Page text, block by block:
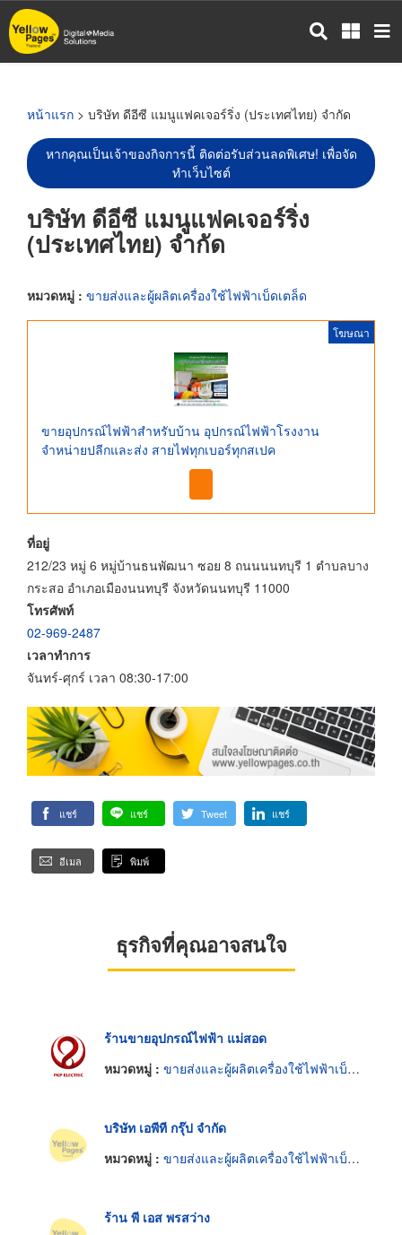
ข้าม
ไป
หน้าแรก > บริษัท ดีอีซี แมนูแฟคเจอร์ริ่ง (ประเทศไทย) จำกัด
หากคุณเป็นเจ้าของกิจการนี้ ติดต่อรับส่วนลดพิเศษ! เพื่อจัด
ทำเว็บไซต์
บริษัท ดีอีซี แมนูแฟคเจอร์ริ่ง
(ประเทศไทย) จำกัด
หมวดหมู่ : ขายส่งและผู้ผลิตเครื่องใช้ไฟฟ้าเบ็ดเตล็ด
โฆษณา
ขายอุปกรณ์ไฟฟ้าสำหรับบ้าน อุปกรณ์ไฟฟ้าโรงงาน
จำหน่ายปลีกและส่ง สายไฟทุกเบอร์ทุกสเปค
ที่อยู่
212/23 หมู่ 6 หมู่บ้านธนพัฒนา ซอย 8 ถนนนนทบุรี 1 ตำบลบาง
กระสอ อำเภอเมืองนนทบุรี จังหวัดนนทบุรี 11000
โทรศัพท์
02-969-2487
เวลาทำการ
จันทร์-ศุกร์ เวลา 08:30-17:00
แชร์ แชร์ Tweet แชร์
อีเมล พิมพ์
ธุรกิจที่คุณอาจสนใจ
ร้านขายอุปกรณ์ไฟฟ้า แม่สอด
หมวดหมู่ : ขายส่งและผู้ผลิตเครื่องใช้ไฟฟ้าเบ็ดเตล็ด
บริษัท เอพีที กรุ๊ป จำกัด
หมวดหมู่ : ขายส่งและผู้ผลิตเครื่องใช้ไฟฟ้าเบ็ดเตล็ด
ร้าน พี เอส พรสว่าง